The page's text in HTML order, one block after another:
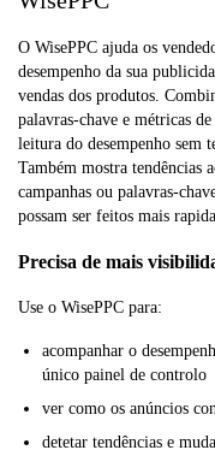
O WisePPC ajuda os
desempenho da sua
vendas dos produtos.
palavras-chave e métricas
leitura do desempenho sem
Também mostra tendências
campanhas ou palavras-
possam ser feitos mais
Precisa de mais
Use o WisePPC para:
acompanhar o
único painel de controlo
ver como os anúncios
detetar tendências e